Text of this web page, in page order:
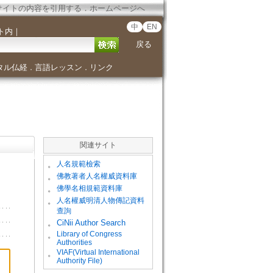
イトの内容を引用する．ホームページへ
内 ｜ 中 EN
戻る
ル仏経． 言語レッスン ． リンク
関連サイト
。 人名規範檢索
。 佛教著者人名權威資料庫
。 佛學名相規範資料庫
。
人名權威明清人物傳記資料
查詢
。
CiNii Author Search
。
Library of Congress
Authorities
。
VIAF(Virtual International
Authority File)